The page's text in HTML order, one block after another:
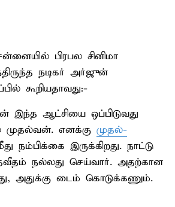
பிரபல சினிமா
நடிகர் அர்ஜுன்
கூறியதாவது:-
இந்த ஆட்சியை ஒப்பிடுவது
முதல்வன். எனக்கு முதல்-
நம்பிக்கை இருக்கிறது. நாட்டு
நல்லது செய்வார். அதற்கான
அதுக்கு டைம் கொடுக்கணும்.